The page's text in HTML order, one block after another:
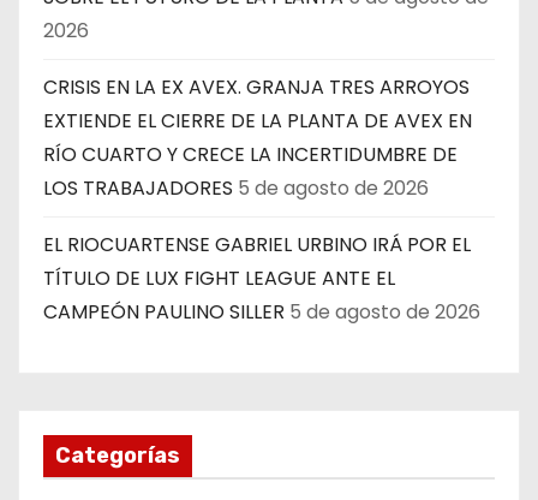
2026
CRISIS EN LA EX AVEX. GRANJA TRES ARROYOS
EXTIENDE EL CIERRE DE LA PLANTA DE AVEX EN
RÍO CUARTO Y CRECE LA INCERTIDUMBRE DE
LOS TRABAJADORES 5 de agosto de 2026
EL RIOCUARTENSE GABRIEL URBINO IRÁ POR EL
TÍTULO DE LUX FIGHT LEAGUE ANTE EL
CAMPEÓN PAULINO SILLER 5 de agosto de 2026
Categorías